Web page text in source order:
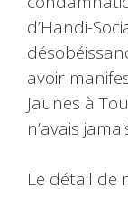
d’Handi-
avoir
Jaunes à
n’avais
Le détail de